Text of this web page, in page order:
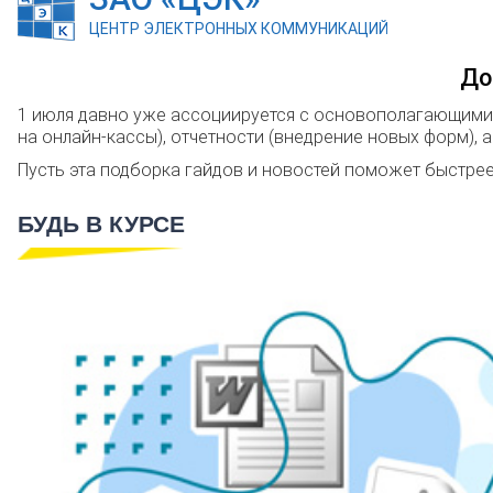
ЦЕНТР ЭЛЕКТРОННЫХ КОММУНИКАЦИЙ
1 июля давно уже ассоциируется с
на онлайн-кассы), отчетности (внедрение новых форм),
Пусть эта подборка гайдов и новостей поможет
БУДЬ В КУРСЕ